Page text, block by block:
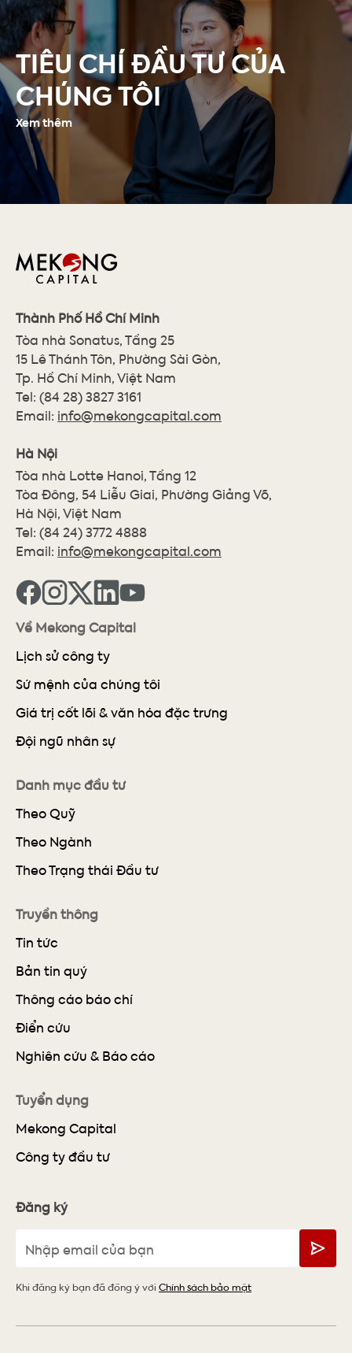
TIÊU CHÍ ĐẦU TƯ CỦA
CHÚNG TÔI
Xem thêm
Thành Phố Hồ Chí Minh
Tòa nhà Sonatus, Tầng 25
15 Lê Thánh Tôn, Phường Sài Gòn,
Tp. Hồ Chí Minh, Việt Nam
Tel: (84 28) 3827 3161
Email: info@mekongcapital.com
Hà Nội
Tòa nhà Lotte Hanoi, Tầng 12
Tòa Đông, 54 Liễu Giai, Phường Giảng Võ,
Hà Nội, Việt Nam
Tel: (84 24) 3772 4888
Email: info@mekongcapital.com
Về Mekong Capital
Lịch sử công ty
Sứ mệnh của chúng tôi
Giá trị cốt lõi & văn hóa đặc trưng
Đội ngũ nhân sự
Danh mục đầu tư
Theo Quỹ
Theo Ngành
Theo Trạng thái Đầu tư
Truyền thông
Tin tức
Bản tin quý
Thông cáo báo chí
Điển cứu
Nghiên cứu & Báo cáo
Tuyển dụng
Mekong Capital
Công ty đầu tư
Đăng ký
Khi đăng ký bạn đã đồng ý với Chính sách bảo mật